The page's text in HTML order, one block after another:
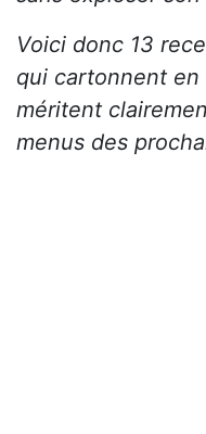
Voici donc 13
qui cartonnent
méritent
menus des